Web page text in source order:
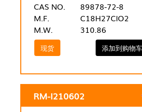
CAS NO.
89878-72-8
M.F.
C18H27ClO2
M.W.
310.86
现货 添加到购物车
RM-I210602